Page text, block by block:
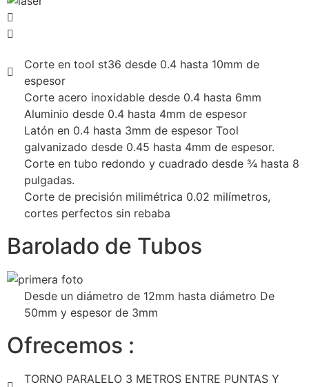
Corte en tool st36 desde 0.4 hasta 10mm de
espesor
Corte acero inoxidable desde 0.4 hasta 6mm
Aluminio desde 0.4 hasta 4mm de espesor
Latón en 0.4 hasta 3mm de espesor Tool
galvanizado desde 0.45 hasta 4mm de espesor.
Corte en tubo redondo y cuadrado desde ¾ hasta 8
pulgadas.
Corte de precisión milimétrica 0.02 milímetros,
cortes perfectos sin rebaba
Barolado de Tubos
Desde un diámetro de 12mm hasta diámetro De
50mm y espesor de 3mm
Ofrecemos :
TORNO PARALELO 3 METROS ENTRE PUNTAS Y